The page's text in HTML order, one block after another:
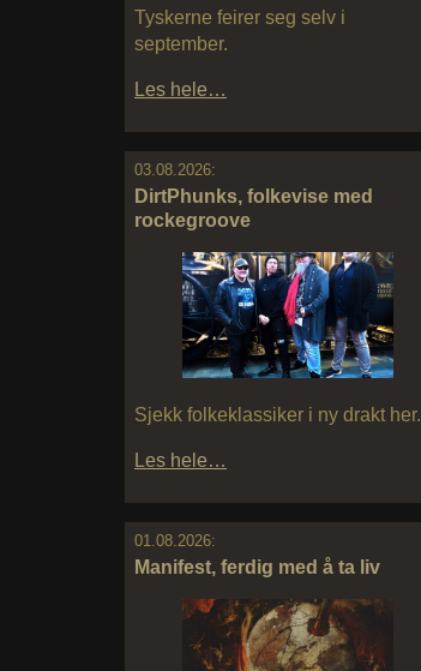
Tyskerne feirer seg selv i
september.
Les hele…
03.08.2026:
DirtPhunks, folkevise med
rockegroove
Sjekk folkeklassiker i ny drakt her.
Les hele…
01.08.2026:
Manifest, ferdig med å ta liv